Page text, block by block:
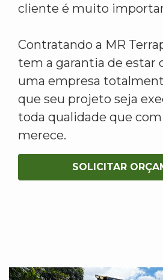
cliente é muito
Contratando a MR
tem a garantia de estar
uma empresa
que seu projeto seja
toda qualidade que
merece.
SOLICITAR